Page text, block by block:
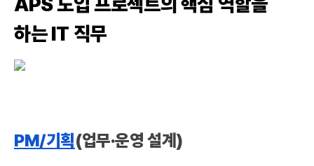
하는 IT 직무
PM/기획(업무·운영 설계)